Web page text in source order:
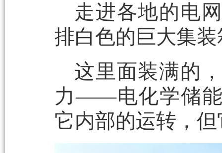
走进各地的电
排白色的巨大集
这里面装满的
力——电化学储能
它内部的运转，